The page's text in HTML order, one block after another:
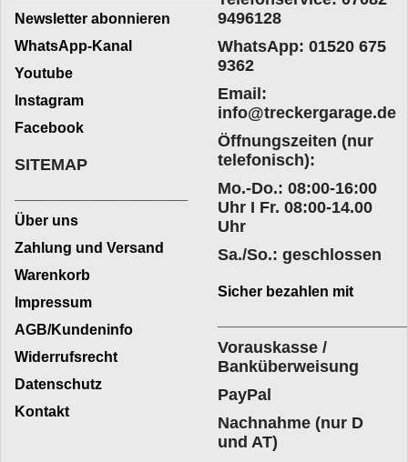
Newsletter abonnieren
WhatsApp-Kanal
Youtube
Instagram
Facebook
9496128
WhatsApp: 01520 675
9362
Email:
info@treckergarage.de
Öffnungszeiten (nur
telefonisch):
Mo.-Do.: 08:00-16:00
Uhr I Fr. 08:00-14.00
Uhr
Sa./So.: geschlossen
SITEMAP
Über uns
Zahlung und Versand
Warenkorb
Impressum
AGB/Kundeninfo
Widerrufsrecht
Datenschutz
Kontakt
Sicher bezahlen mit
Vorauskasse /
Banküberweisung
PayPal
Nachnahme (nur D
und AT)